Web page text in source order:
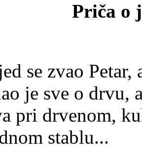
Priča o
zvao Petar, a
je sve o drvu,
pri drvenom,
stablu...